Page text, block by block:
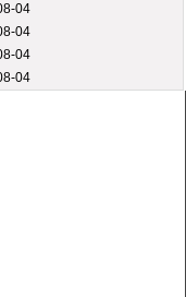
04
04
04
04